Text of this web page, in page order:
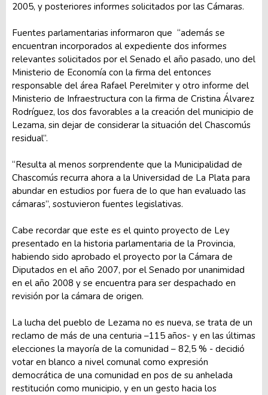
2005, y posteriores informes solicitados por las Cámaras.
Fuentes parlamentarias informaron que “además se
encuentran incorporados al expediente dos informes
relevantes solicitados por el Senado el año pasado, uno del
Ministerio de Economía con la firma del entonces
responsable del área Rafael Perelmiter y otro informe del
Ministerio de Infraestructura con la firma de Cristina Álvarez
Rodríguez, los dos favorables a la creación del municipio de
Lezama, sin dejar de considerar la situación del Chascomús
residual”.
“Resulta al menos sorprendente que la Municipalidad de
Chascomús recurra ahora a la Universidad de La Plata para
abundar en estudios por fuera de lo que han evaluado las
cámaras”, sostuvieron fuentes legislativas.
Cabe recordar que este es el quinto proyecto de Ley
presentado en la historia parlamentaria de la Provincia,
habiendo sido aprobado el proyecto por la Cámara de
Diputados en el año 2007, por el Senado por unanimidad
en el año 2008 y se encuentra para ser despachado en
revisión por la cámara de origen.
La lucha del pueblo de Lezama no es nueva, se trata de un
reclamo de más de una centuria –115 años- y en las últimas
elecciones la mayoría de la comunidad – 82,5 % - decidió
votar en blanco a nivel comunal como expresión
democrática de una comunidad en pos de su anhelada
restitución como municipio, y en un gesto hacia los